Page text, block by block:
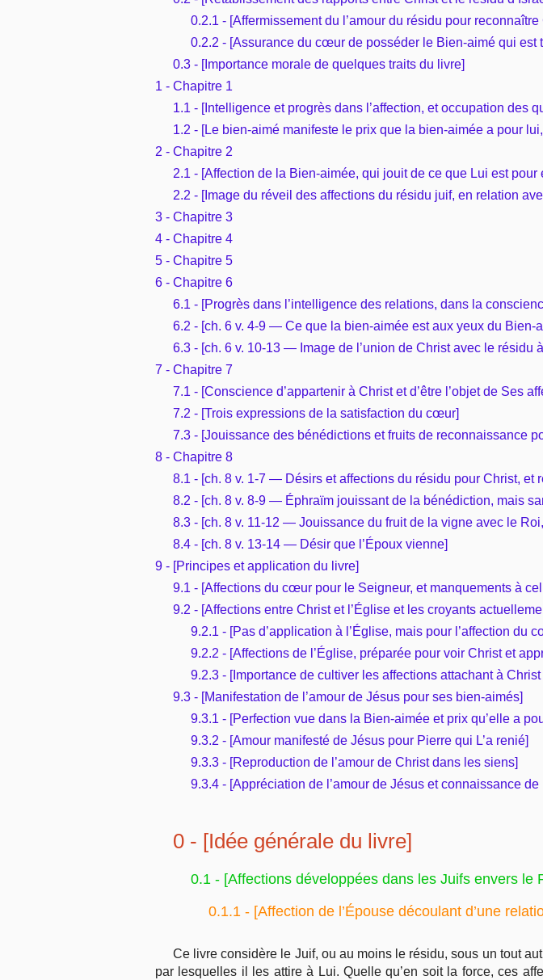
0.2.1 - [Affermissement du l’amour du résidu pour reconnaître
0.2.2 - [Assurance du cœur de posséder le Bien-aimé qui est
0.3 - [Importance morale de quelques traits du livre]
1 - Chapitre 1
1.1 - [Intelligence et progrès dans l’affection, et occupation des
1.2 - [Le bien-aimé manifeste le prix que la bien-aimée a pour
2 - Chapitre 2
2.1 - [Affection de la Bien-aimée, qui jouit de ce que Lui est pour
2.2 - [Image du réveil des affections du résidu juif, en relation
3 - Chapitre 3
4 - Chapitre 4
5 - Chapitre 5
6 - Chapitre 6
6.1 - [Progrès dans l’intelligence des relations, dans la
6.2 - [ch. 6 v. 4-9 — Ce que la bien-aimée est aux yeux du Bien-
6.3 - [ch. 6 v. 10-13 — Image de l’union de Christ avec le résidu
7 - Chapitre 7
7.1 - [Conscience d’appartenir à Christ et d’être l’objet de Ses
7.2 - [Trois expressions de la satisfaction du cœur]
7.3 - [Jouissance des bénédictions et fruits de reconnaissance
8 - Chapitre 8
8.1 - [ch. 8 v. 1-7 — Désirs et affections du résidu pour Christ, et
8.2 - [ch. 8 v. 8-9 — Éphraïm jouissant de la bénédiction, mais
8.3 - [ch. 8 v. 11-12 — Jouissance du fruit de la vigne avec le Roi,
8.4 - [ch. 8 v. 13-14 — Désir que l’Époux vienne]
9 - [Principes et application du livre]
9.1 - [Affections du cœur pour le Seigneur, et manquements à
9.2 - [Affections entre Christ et l’Église et les croyants
9.2.1 - [Pas d’application à l’Église, mais pour l’affection du
9.2.2 - [Affections de l’Église, préparée pour voir Christ et
9.2.3 - [Importance de cultiver les affections attachant à
9.3 - [Manifestation de l’amour de Jésus pour ses bien-aimés]
9.3.1 - [Perfection vue dans la Bien-aimée et prix qu’elle a
9.3.2 - [Amour manifesté de Jésus pour Pierre qui L’a renié]
9.3.3 - [Reproduction de l’amour de Christ dans les siens]
9.3.4 - [Appréciation de l’amour de Jésus et connaissance
0 - [Idée générale du livre]
0.1 - [Affections développées dans les Juifs envers le
0.1.1 - [Affection de l’Épouse découlant d’une
Ce livre considère le Juif, ou au moins le résidu, sous un tout
par lesquelles il les attire à Lui. Quelle qu’en soit la force, ces